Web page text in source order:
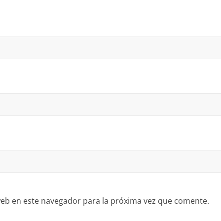
en este navegador para la próxima vez que comente.